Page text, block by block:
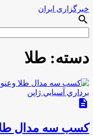
خبرگزاری ایران
search
دسته: طلا
description
کسب سه مدال